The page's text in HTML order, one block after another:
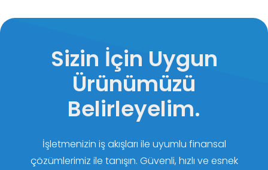
Sizin İçin Uygun
Ürünümüzü
Belirleyelim.
İşletmenizin iş akışları ile uyumlu finansal
çözümlerimiz ile tanışın. Güvenli, hızlı ve esnek